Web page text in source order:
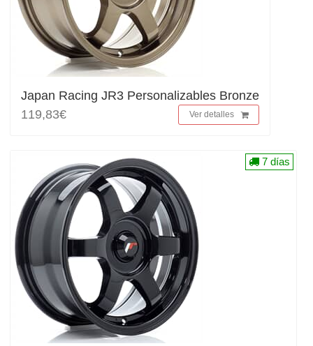
Japan Racing JR3 Personalizables Bronze
119,83€
Ver detalles
7 días